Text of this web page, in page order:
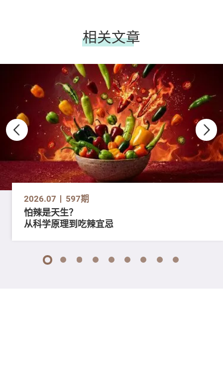
相关文章
2026.07 597期
怕辣是天生？
从科学原理到吃辣宜忌
1 2 3 4 5 6 7 8 9